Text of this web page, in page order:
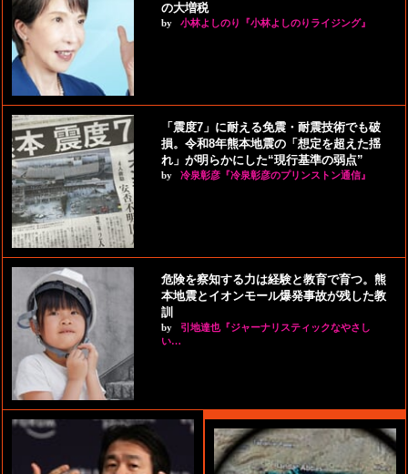
の大増税
by 小林よしのり『小林よしのりライジング』
「震度7」に耐える免震・耐震技術でも破
損。令和8年熊本地震の「想定を超えた揺
れ」が明らかにした“現行基準の弱点”
by 冷泉彰彦『冷泉彰彦のプリンストン通信』
危険を察知する力は経験と教育で育つ。熊
本地震とイオンモール爆発事故が残した教
訓
by
引地達也『ジャーナリスティックなやさし
い…